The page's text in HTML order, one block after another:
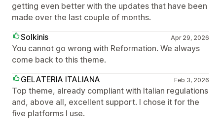
getting even better with the updates that have been
made over the last couple of months.
Solkinis
Apr 29, 2026
You cannot go wrong with Reformation. We always
come back to this theme.
GELATERIA ITALIANA
Feb 3, 2026
Top theme, already compliant with Italian regulations
and, above all, excellent support. I chose it for the
five platforms I use.